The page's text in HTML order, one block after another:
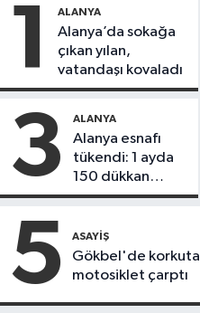
1 ALANYA
Alanya’da sokağa
çıkan yılan,
vatandaşı kovaladı
3 ALANYA
Alanya esnafı
tükendi: 1 ayda
150 dükkan
kapandı
5 ASAYIŞ
Gökbel'de
motosiklet çarptı